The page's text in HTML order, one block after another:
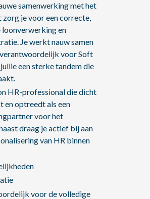
samenwerking met het
je voor een correcte,
en
Je werkt nauw samen
voor Soft
een sterke tandem die
HR-professional die dicht
en optreedt als een
voor het
draag je actief bij aan
van HR binnen
voor de volledige